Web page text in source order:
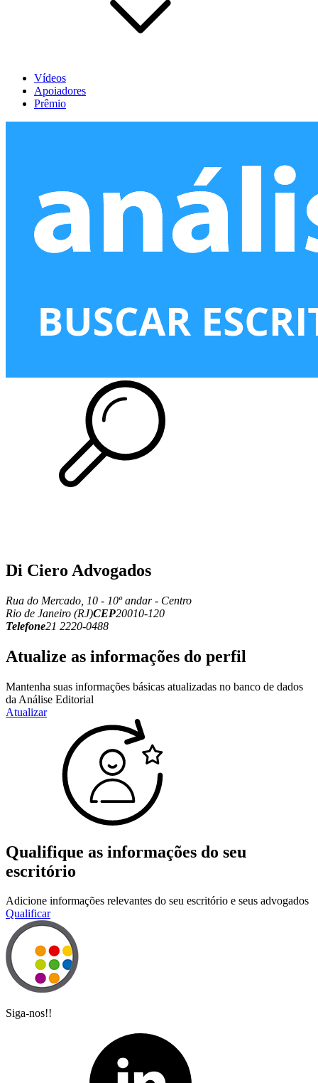
Vídeos
Apoiadores
Prêmio
Di Ciero Advogados
Rua do Mercado, 10 - 10º andar - Centro
Rio de Janeiro (RJ)CEP20010-120
Telefone21 2220-0488
Atualize as informações do perfil
Mantenha suas informações básicas atualizadas no banco de dados
da Análise Editorial
Atualizar
Qualifique as informações do seu
escritório
Adicione informações relevantes do seu escritório e seus advogados
Qualificar
Siga-nos!!